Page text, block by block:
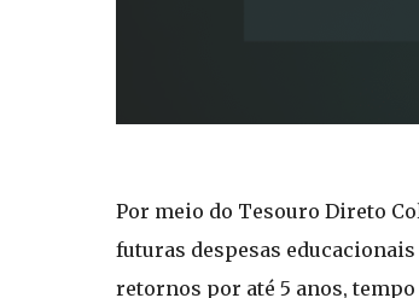
Por meio do Tesouro Direto
futuras despesas
retornos por até 5 anos,